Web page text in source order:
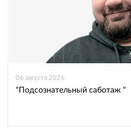
06 августа 2026
"Подсознательный саботаж "